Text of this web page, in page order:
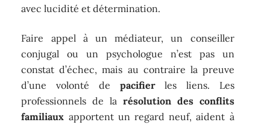
avec lucidité et détermination.
Faire appel à un médiateur, un conseiller
conjugal ou un psychologue n’est pas un
constat d’échec, mais au contraire la preuve
d’une volonté de pacifierles liens. Les
professionnels de la résolution des conflits
familiaux apportent un regard neuf, aident à